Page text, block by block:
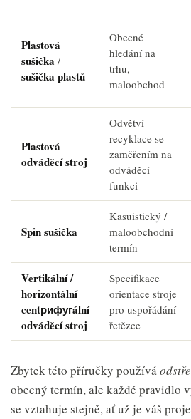
Plastová
sušička /
sušička plastů
Obecné
hledání na
trhu,
maloobchod
Plastová
odváděcí stroj
Odvětví
recyklace se
zaměřením na
odváděcí
funkci
Spin sušička
Kasuistický /
maloobchodní
termín
Vertikální /
horizontální
centрифугální
odváděcí stroj
Specifikace
orientace stroje
pro uspořádání
řetězce
Zbytek této příručky používá
obecný termín, ale každé pravidlo
se vztahuje stejně, ať už je váš